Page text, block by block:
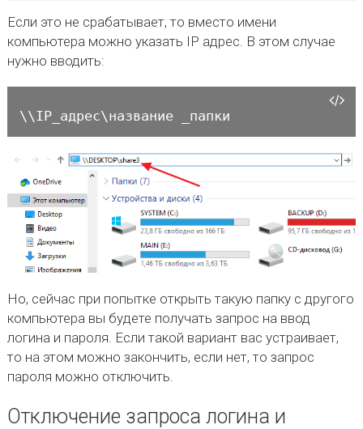
Если это не срабатывает, то вместо имени
компьютера можно указать IP адрес. В этом случае
нужно вводить:
\\IP_адрес\название _папки
Но, сейчас при попытке открыть такую папку с другого
компьютера вы будете получать запрос на ввод
логина и пароля. Если такой вариант вас устраивает,
то на этом можно закончить, если нет, то запрос
пароля можно отключить.
Отключение запроса логина и